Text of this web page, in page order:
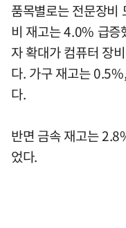
품목별로는 전문장
비 재고는 4.0% 급증
자 확대가 컴퓨터 장
다. 가구 재고는
다.
반면 금속 재고는
었다.